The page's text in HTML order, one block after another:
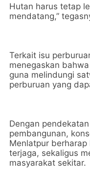
Hutan harus tetap
mendatang,”
Terkait isu
menegaskan
guna melindungi
perburuan yang
Dengan
pembangunan,
Menlatpur
terjaga, sekaligus
masyarakat sekitar.